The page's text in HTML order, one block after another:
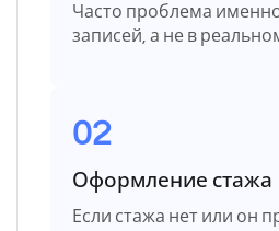
Часто проблема именно
записей, а не в
02
Оформление стажа
Если стажа нет или он